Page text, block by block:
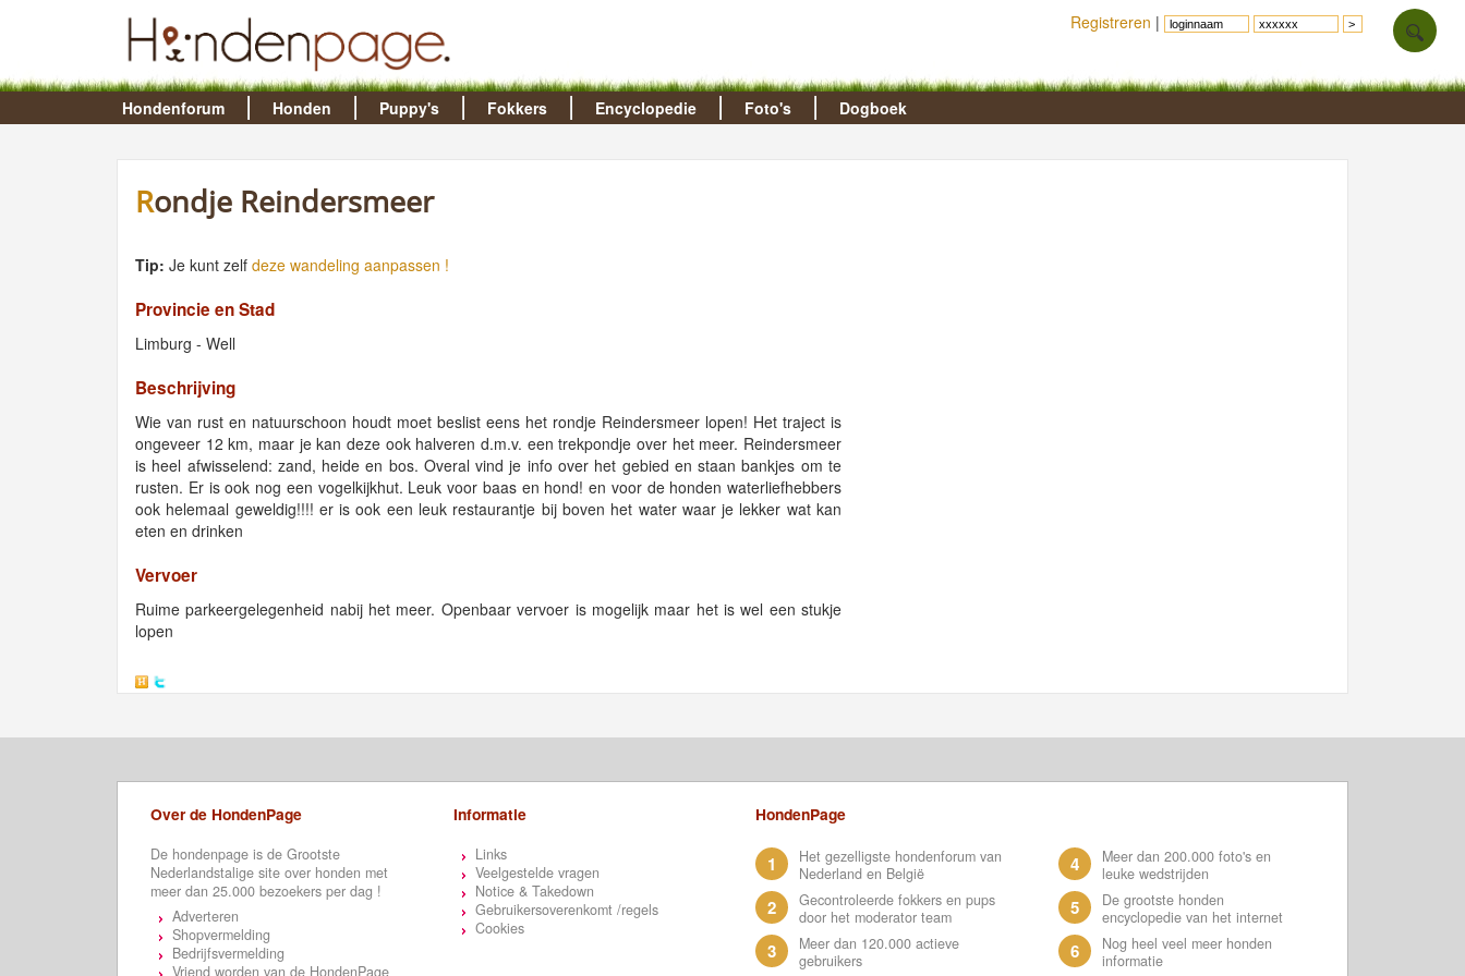
Hondenforum Honden Puppy's Fokkers Encyclopedie Foto's Dogboek
Rondje Reindersmeer
Tip: Je kunt zelf deze wandeling aanpassen !
Provincie en Stad
Limburg - Well
Beschrijving
Wie van rust en natuurschoon houdt moet beslist eens het rondje Reindersmeer lopen! Het traject is
ongeveer 12 km, maar je kan deze ook halveren d.m.v. een trekpondje over het meer. Reindersmeer
is heel afwisselend: zand, heide en bos. Overal vind je info over het gebied en staan bankjes om te
rusten. Er is ook nog een vogelkijkhut. Leuk voor baas en hond! en voor de honden waterliefhebbers
ook helemaal geweldig!!!! er is ook een leuk restaurantje bij boven het water waar je lekker wat kan
eten en drinken
Vervoer
Ruime parkeergelegenheid nabij het meer. Openbaar vervoer is mogelijk maar het is wel een stukje
lopen
Registreren |
Over de HondenPage
De hondenpage is de Grootste
Nederlandstalige site over honden met
meer dan 25.000 bezoekers per dag !
Adverteren
Shopvermelding
Bedrijfsvermelding
Vriend worden van de HondenPage
Informatie
Links
Veelgestelde vragen
Notice & Takedown
Gebruikersoverenkomt /regels
Cookies
HondenPage
1
Het gezelligste hondenforum van
Nederland en België
2
Gecontroleerde fokkers en pups
door het moderator team
3
Meer dan 120.000 actieve
gebruikers
4
Meer dan 200.000 foto's en
leuke wedstrijden
5
De grootste honden
encyclopedie van het internet
6
Nog heel veel meer honden
informatie